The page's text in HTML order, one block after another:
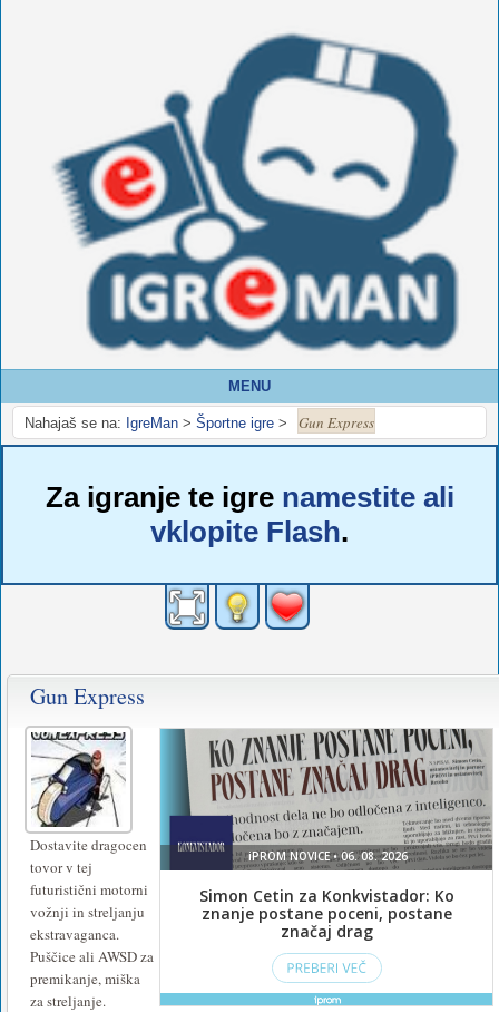
MENU
Nahajaš se na: IgreMan > Športne igre > Gun Express
Za igranje te igre namestite ali
vklopite Flash.
Gun Express
Dostavite dragocen
tovor v tej
futuristični motorni
vožnji in streljanju
ekstravaganca.
Puščice ali AWSD za
premikanje, miška
za streljanje.